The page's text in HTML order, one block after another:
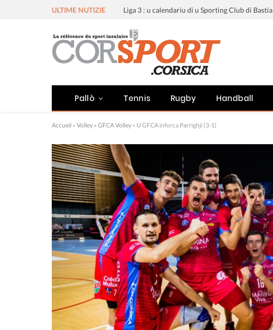
ULTIME NUTIZIE
Pallò Tennis Rugby Handball
Accueil » Volley » GFCA Volley » U GFCA inforca Parrighji (3-1)